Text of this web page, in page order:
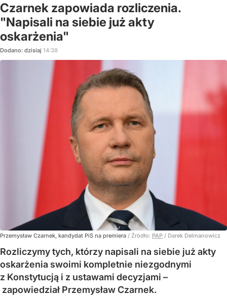
Czarnek zapowiada rozliczenia.
"Napisali na siebie już akty
oskarżenia"
Dodano: dzisiaj 14:38
Przemysław Czarnek, kandydat PiS na premiera / Źródło: PAP / Darek Delmanowicz
Rozliczymy tych, którzy napisali na siebie już akty
oskarżenia swoimi kompletnie niezgodnymi
z Konstytucją i z ustawami decyzjami –
zapowiedział Przemysław Czarnek.